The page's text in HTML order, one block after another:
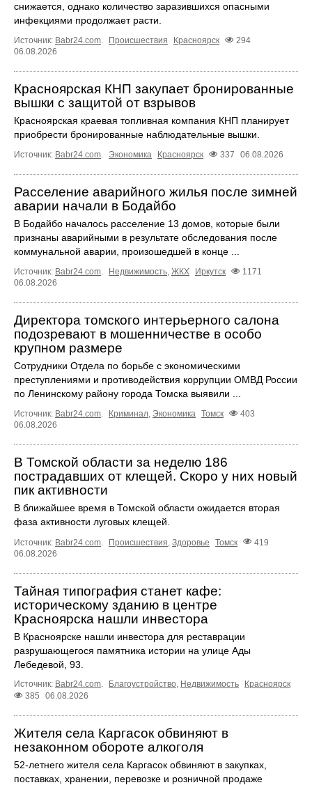
снижается, однако количество заразившихся опасными
инфекциями продолжает расти.
Источник: Babr24.com. Происшествия Красноярск
294
06.08.2026
Красноярская КНП закупает бронированные
вышки с защитой от взрывов
Красноярская краевая топливная компания КНП планирует
приобрести бронированные наблюдательные вышки.
Источник: Babr24.com. Экономика Красноярск 337 06.08.2026
Расселение аварийного жилья после зимней
аварии начали в Бодайбо
В Бодайбо началось расселение 13 домов, которые были
признаны аварийными в результате обследования после
коммунальной аварии, произошедшей в конце ...
Источник: Babr24.com. Недвижимость, ЖКХ Иркутск
1171
06.08.2026
Директора томского интерьерного салона
подозревают в мошенничестве в особо
крупном размере
Сотрудники Отдела по борьбе с экономическими
преступлениями и противодействия коррупции ОМВД России
по Ленинскому району города Томска выявили ...
Источник: Babr24.com. Криминал, Экономика Томск
403
06.08.2026
В Томской области за неделю 186
пострадавших от клещей. Скоро у них новый
пик активности
В ближайшее время в Томской области ожидается вторая
фаза активности луговых клещей.
Источник: Babr24.com Происшествия Здоровье Томск
419
06.08.2026
Тайная типография станет кафе:
историческому зданию в центре
Красноярска нашли инвестора
В Красноярске нашли инвестора для реставрации
разрушающегося памятника истории на улице Ады
Лебедевой, 93.
Источник: Babr24.com Благоустройство Недвижимость
Красноярск
385
06.08.2026
Жителя села Каргасок обвиняют в
незаконном обороте алкоголя
52-летнего жителя села Каргасок обвиняют в закупках,
поставках, хранении, перевозке и розничной продаже